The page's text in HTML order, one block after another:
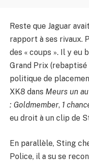
Reste que Jaguar
rapport à ses rivaux.
des « coups ». Il y eu
Grand Prix (rebaptisé
politique de
XK8 dans Meurs un
: Goldmember, 1
eu droit à un clip de
En parallèle, Sting
Police, il a su se